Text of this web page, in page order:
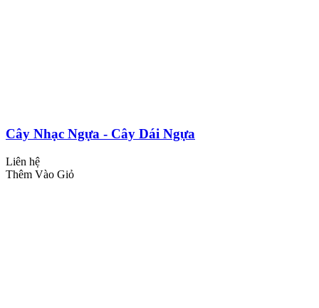
Cây Nhạc Ngựa - Cây Dái Ngựa
Liên hệ
Thêm Vào Giỏ